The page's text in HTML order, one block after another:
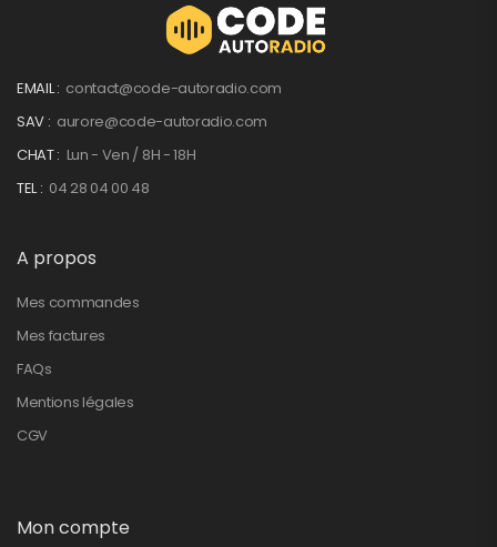
EMAIL : contact@code-autoradio.com
SAV : aurore@code-autoradio.com
CHAT : Lun - Ven / 8H - 18H
TEL : 04 28 04 00 48
A propos
Mes commandes
Mes factures
FAQs
Mentions légales
CGV
Mon compte